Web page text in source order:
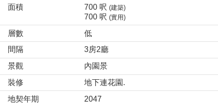
面積 700 呎 (建築)
700 呎 (實用)
層數
低
間隔
3房2廳
景觀
內園景
裝修
地下連花園.
地契年期
2047